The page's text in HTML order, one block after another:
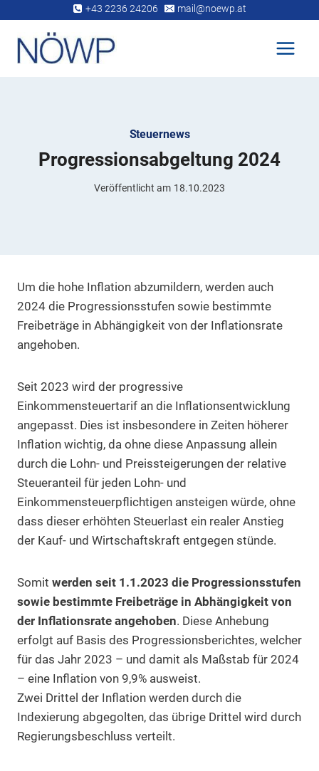
springen
+43 2236 24206 mail@noewp.at
Steuernews
Progressionsabgeltung 2024
Veröffentlicht am 18.10.2023
Um die hohe Inflation abzumildern, werden auch
2024 die Progressionsstufen sowie bestimmte
Freibeträge in Abhängigkeit von der Inflationsrate
angehoben.
Seit 2023 wird der progressive
Einkommensteuertarif an die Inflationsentwicklung
angepasst. Dies ist insbesondere in Zeiten höherer
Inflation wichtig, da ohne diese Anpassung allein
durch die Lohn- und Preissteigerungen der relative
Steueranteil für jeden Lohn- und
Einkommensteuerpflichtigen ansteigen würde, ohne
dass dieser erhöhten Steuerlast ein realer Anstieg
der Kauf- und Wirtschaftskraft entgegen stünde.
Somit werden seit 1.1.2023 die Progressionsstufen
sowie bestimmte Freibeträge in Abhängigkeit von
der Inflationsrate angehoben. Diese Anhebung
erfolgt auf Basis des Progressionsberichtes, welcher
für das Jahr 2023 – und damit als Maßstab für 2024
– eine Inflation von 9,9% ausweist.
Zwei Drittel der Inflation werden durch die
Indexierung abgegolten, das übrige Drittel wird durch
Regierungsbeschluss verteilt.